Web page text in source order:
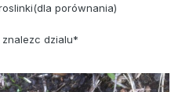
porównania)
dzialu*